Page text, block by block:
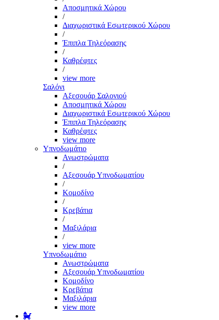
Αποσμητικά Χώρου
/
Διαχωριστικά Εσωτερικού Χώρου
/
Έπιπλα Τηλεόρασης
/
Καθρέφτες
/
view more
Σαλόνι
Αξεσουάρ Σαλονιού
Αποσμητικά Χώρου
Διαχωριστικά Εσωτερικού Χώρου
Έπιπλα Τηλεόρασης
Καθρέφτες
view more
Υπνοδωμάτιο
Ανωστρώματα
/
Αξεσουάρ Υπνοδωματίου
/
Κομοδίνο
/
Κρεβάτια
/
Μαξιλάρια
/
view more
Υπνοδωμάτιο
Ανωστρώματα
Αξεσουάρ Υπνοδωματίου
Κομοδίνο
Κρεβάτια
Μαξιλάρια
view more